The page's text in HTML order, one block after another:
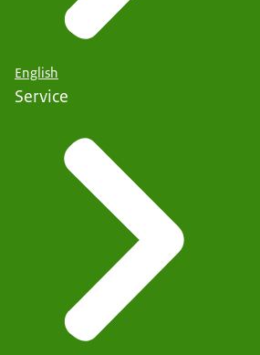
English
Service